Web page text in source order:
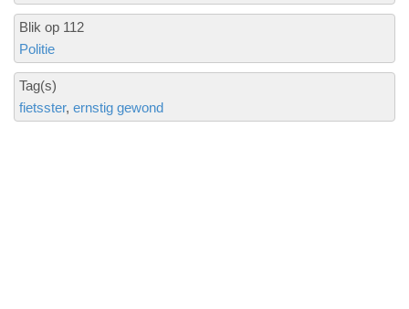
Blik op 112
Politie
Tag(s)
fietsster ernstig gewond